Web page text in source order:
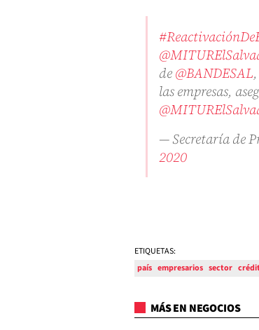
de@BANDESAL,
las empresas,
— Secretaría de
2020
ETIQUETAS:
país empresarios sector
MÁS EN NEGOCIOS